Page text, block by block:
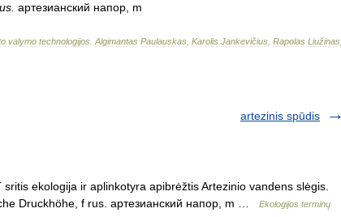
артезианский напор m
valymo technologijos Algimantas Paulauskas Karolis Jankevičius Rapolas Liužinas
artezinis spūdis
ekologija ir aplinkotyra apibrėžtis Artezinio vandens slėgis.
Druckhöhe, f rus. артезианский напор, m …
Ekologijos terminų